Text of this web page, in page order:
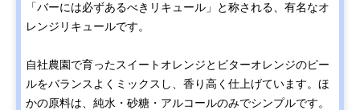
「バーには必ずあるべきリキュール」と称される、有名なオ
レンジリキュールです。
自社農園で育ったスイートオレンジとビターオレンジのピー
ルをバランスよくミックスし、香り高く仕上げています。ほ
かの原料は、純水・砂糖・アルコールのみでシンプルです。